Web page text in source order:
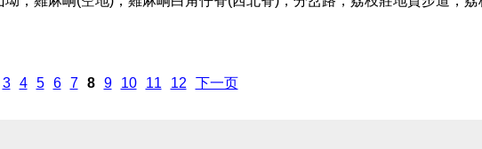
3 4 5 6 7 8 9 10 11 12 下一页